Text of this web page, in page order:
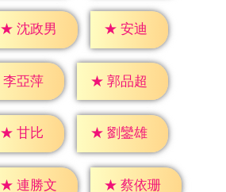
★ 沈政男 ★ 安迪
李亞萍 ★ 郭品超
★ 甘比 ★ 劉鑾雄
★ 連勝文 ★ 蔡依珊